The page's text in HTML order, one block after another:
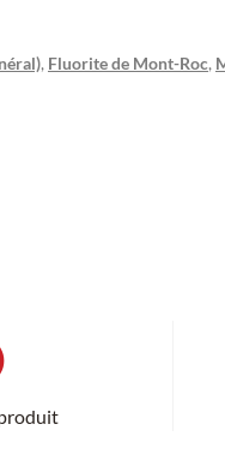
, Fluorite de Mont-Roc,